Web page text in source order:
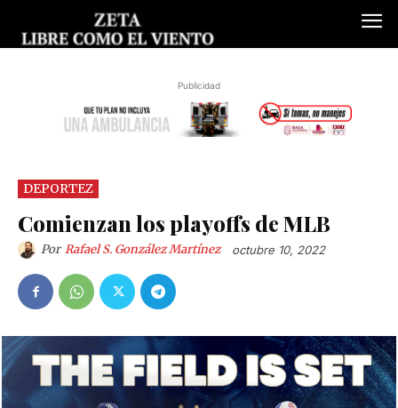
Publicidad
DEPORTEZ
Comienzan los playoffs de MLB
Por Rafael S. González Martínez octubre 10, 2022